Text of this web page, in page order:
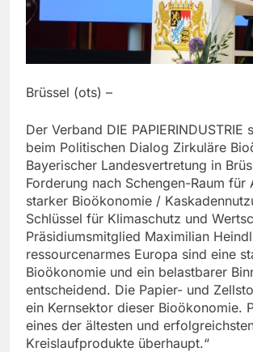
Brüssel (ots) –
Der Verband DIE PAPIERINDUSTRIE
beim Politischen Dialog Zirkuläre
Bayerischer Landesvertretung in
Forderung nach Schengen-Raum für
starker Bioökonomie /
Schlüssel für Klimaschutz und
Präsidiumsmitglied Maximilian
ressourcenarmes Europa sind eine
Bioökonomie und ein belastbarer
entscheidend. Die Papier- und
ein Kernsektor dieser Bioökonomie.
eines der ältesten und
Kreislaufprodukte überhaupt.“